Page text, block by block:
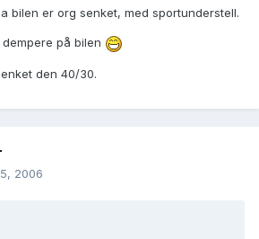
bilen er org senket, med sportunderstell.
på bilen
den 40/30.
2006